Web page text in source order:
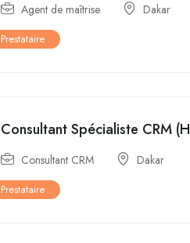
Agent de maîtrise Dakar
Prestataire
Consultant Spécialiste CRM
Consultant CRM Dakar
Prestataire